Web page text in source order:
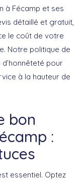
à Fécamp et ses
détaillé et gratuit,
le coût de votre
Notre politique de
pour
à la hauteur de
bon
:
essentiel. Optez